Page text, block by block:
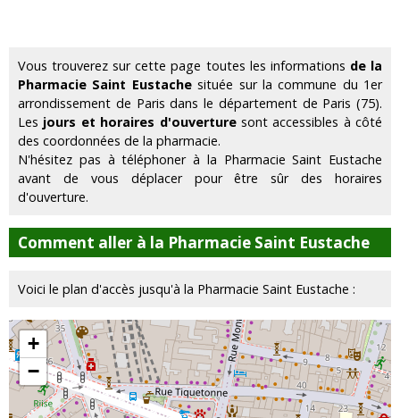
Vous trouverez sur cette page toutes les informations de la
Pharmacie Saint Eustachesituée sur la commune du 1er
arrondissement de Paris dans le département de Paris (75).
Les jours et horaires d'ouverturesont accessibles à côté
des coordonnées de la pharmacie.
N'hésitez pas à téléphoner à la Pharmacie Saint Eustache
avant de vous déplacer pour être sûr des horaires
d'ouverture.
Comment aller à la Pharmacie Saint Eustache
Voici le plan d'accès jusqu'à la Pharmacie Saint Eustache :
+
−